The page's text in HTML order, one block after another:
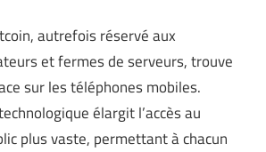
autrefois réservé aux
et fermes de serveurs, trouve
sur les téléphones mobiles.
élargit l’accès au
plus vaste, permettant à chacun